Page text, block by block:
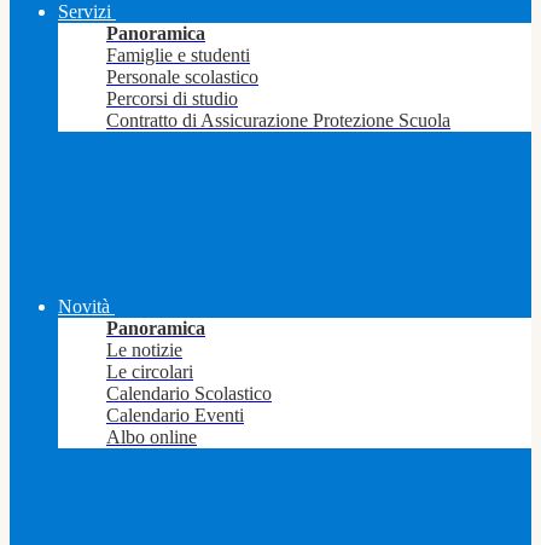
Servizi
Panoramica
Famiglie e studenti
Personale scolastico
Percorsi di studio
Contratto di Assicurazione Protezione Scuola
Novità
Panoramica
Le notizie
Le circolari
Calendario Scolastico
Calendario Eventi
Albo online